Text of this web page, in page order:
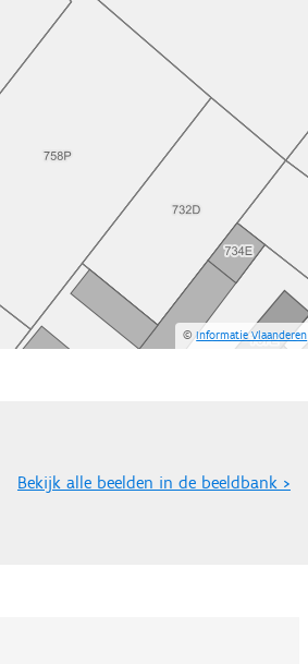
©Informatie Vlaanderen
Bekijk alle beelden in de beeldbank >